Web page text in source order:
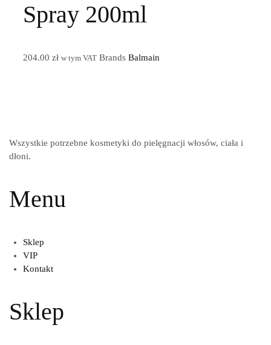
Spray 200ml
204.00 zł w tym VATBrands Balmain
Wszystkie potrzebne kosmetyki do pielęgnacji włosów, ciała i
dłoni.
Menu
Sklep
VIP
Kontakt
Sklep